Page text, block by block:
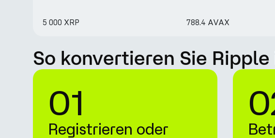
5 000 XRP 788.4 AVAX
So konvertieren Sie
01
Registrieren oder